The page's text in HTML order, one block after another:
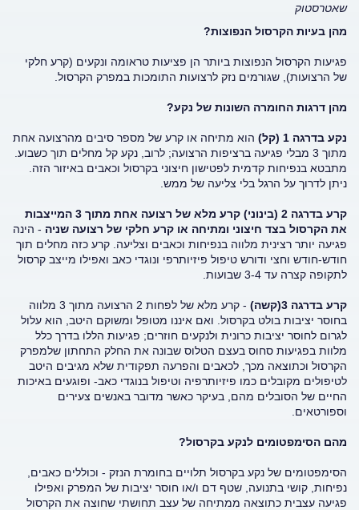
שאטרסטוק
מהן בעיות הקרסול הנפוצות?
פגיעות הקרסול הנפוצות ביותר הן פציעות טראומה ונקעים (קרע חלקי
של הרצועות), שגורמים נזק לרצועות התומכות במפרק הקרסול.
מהן דרגות החומרה השונות של נקע?
נקע בדרגה 1 (קל)
הוא מתיחה או קרע של מספר סיבים מהרצועה אחת
מתוך 3 מבלי פגיעה ברציפות הרצועה; לרוב, נקע קל מחלים תוך כשבוע.
מתבטא בנפיחות קדמית לפטישון חיצוני בקרסול וכאבים באיזור הזה.
ניתן לדרוך על הרגל בלי צליעה של ממש.
קרע בדרגה 2 (בינוני) קרע מלא של רצועה אחת מתוך 3 המייצבות
את הקרסול בצד חיצוני ומתיחה או קרע חלקי של רצועה שניה - הינה
פגיעה יותר רצינית מלווה בנפיחות וכאבים וצליעה. קרע כזה מחלים תוך
חודש-חודש וחצי ודורש טיפול פיזיותרפי ונוגדי כאב ואפילו מייצב קרסול
לתקופה קצרה עד 3-4 שבועות.
קרע בדרגה 3(קשה)
- קרע מלא של לפחות 2 הרצועה מתוך 3 מלווה
בחוסר יציבות בולט בקרסול. ואם איננו מטופל ומשוקם היטב, הוא עלול
לגרום לחוסר יציבות כרונית ולנקעים חוזרים; פגיעות הללו בדרך כלל
מלוות בפגיעות סחוס בעצם הטלוס שבונה את החלק התחתון שלמפרק
הקרסול וכתוצאה מכך, לכאבים והפרעה תפקודית שלא מגיבים היטב
לטיפולים מקובלים כמו פיזיותרפיה וטיפול בנוגדי כאב- ופוגעים באיכות
החיים של הסובלים מהם, בעיקר כאשר מדובר באנשים צעירים
וספורטאים.
מהם הסימפטומים לנקע בקרסול?
הסימפטומים של נקע בקרסול תלויים בחומרת הנזק - וכוללים כאבים,
נפיחות, קושי בתנועה, שטף דם ו/או חוסר יציבות של המפרק ואפילו
פגיעה עצבית כתוצאה ממתיחה של עצב תחושתי שחוצה את הקרסול